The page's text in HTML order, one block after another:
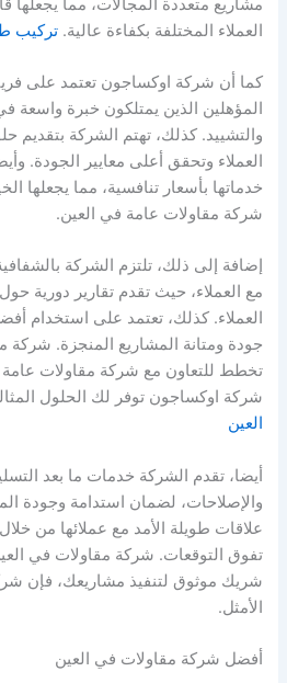
مشاريع متعددة المجالات، مما يجعلها
العملاء المختلفة بكفاءة عالية.تركيب
كما أن شركة اوكساجون تعتمد على
المؤهلين الذين يمتلكون خبرة واسعة
والتشييد. كذلك، تهتم الشركة بتقديم
العملاء وتحقق أعلى معايير الجودة.
خدماتها بأسعار تنافسية، مما يجعلها
شركة مقاولات عامة في العين.
إضافة إلى ذلك، تلتزم الشركة
مع العملاء، حيث تقدم تقارير دورية
العملاء. كذلك، تعتمد على استخدام
جودة ومتانة المشاريع المنجزة. شركة
تخطط للتعاون مع شركة مقاولات عامة
شركة اوكساجون توفر لك الحلول
العين
أيضا، تقدم الشركة خدمات ما بعد
والإصلاحات، لضمان استدامة وجودة
علاقات طويلة الأمد مع عملائها من
تفوق التوقعات. شركة مقاولات في
شريك موثوق لتنفيذ مشاريعك، فإن
الأمثل.
أفضل شركة مقاولات في العين